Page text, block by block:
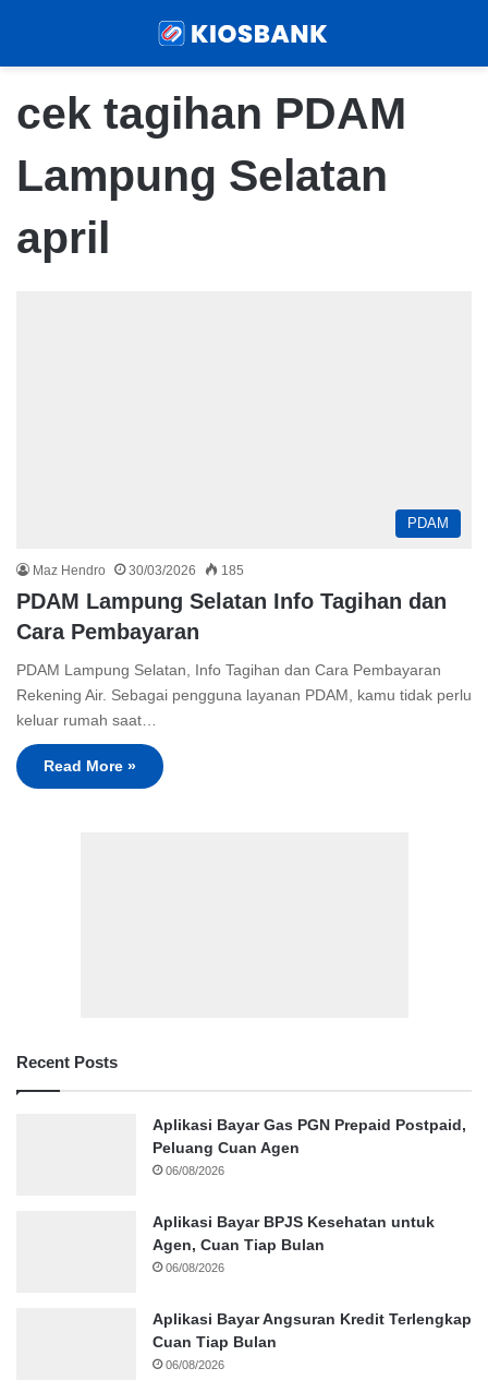
cek tagihan PDAM
Lampung Selatan
april
PDAM
Maz Hendro 30/03/2026 185
PDAM Lampung Selatan Info Tagihan dan
Cara Pembayaran
PDAM Lampung Selatan, Info Tagihan dan Cara Pembayaran
Rekening Air. Sebagai pengguna layanan PDAM, kamu tidak perlu
keluar rumah saat…
Read More »
Recent Posts
Aplikasi Bayar Gas PGN Prepaid Postpaid,
Peluang Cuan Agen
06/08/2026
Aplikasi Bayar BPJS Kesehatan untuk
Agen, Cuan Tiap Bulan
06/08/2026
Aplikasi Bayar Angsuran Kredit Terlengkap
Cuan Tiap Bulan
06/08/2026